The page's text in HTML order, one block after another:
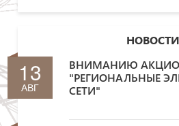
НОВОСТИ
13
АВГ
ВНИМАНИЮ
"РЕГИОНАЛЬНЫЕ
СЕТИ"